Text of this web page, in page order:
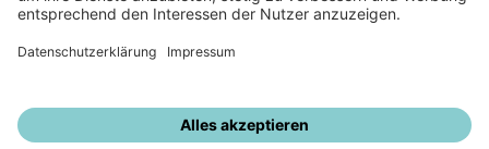
IBC SOLAR Webseite